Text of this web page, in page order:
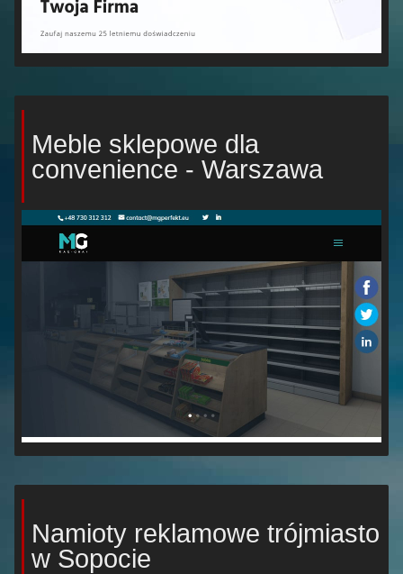
Meble sklepowe dla
convenience - Warszawa
Namioty reklamowe trójmiasto
w Sopocie